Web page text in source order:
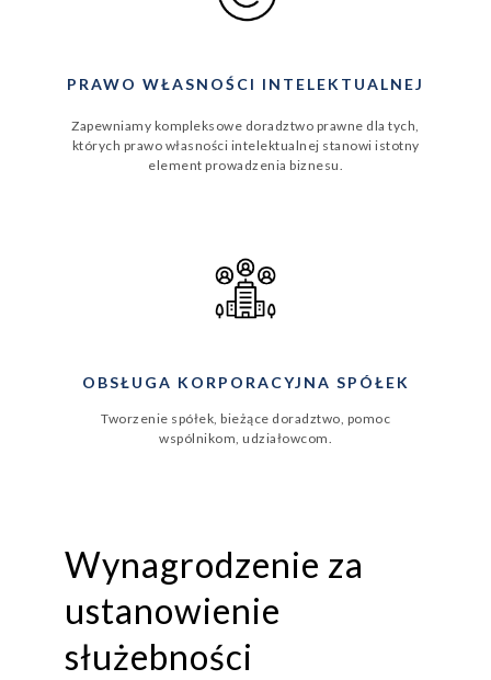
PRAWO WŁASNOŚCI INTELEKTUALNEJ
Zapewniamy kompleksowe doradztwo prawne dla tych,
których prawo własności intelektualnej stanowi istotny
element prowadzenia biznesu.
OBSŁUGA KORPORACYJNA SPÓŁEK
Tworzenie spółek, bieżące doradztwo, pomoc
wspólnikom, udziałowcom.
Wynagrodzenie za
ustanowienie
służebności